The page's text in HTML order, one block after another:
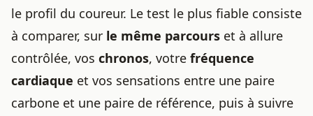
le profil du coureur. Le test le plus fiable consiste
à comparer, sur le même parcours et à allure
contrôlée, vos chronos, votre fréquence
cardiaque et vos sensations entre une paire
carbone et une paire de référence, puis à suivre